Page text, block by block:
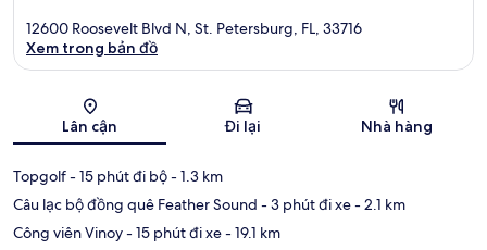
Bản đồ
12600 Roosevelt Blvd N, St. Petersburg, FL, 33716
Xem trong bản đồ
Lân cận Đi lại Nhà hàng
Topgolf- 15 phút đi bộ- 1.3 km
Câu lạc bộ đồng quê Feather Sound - 3 phút đi xe- 2.1 km
Công viên Vinoy- 15 phút đi xe- 19.1 km